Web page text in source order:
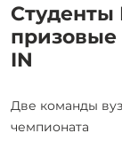
Студенты
призовые
IN
Две команды
чемпионата